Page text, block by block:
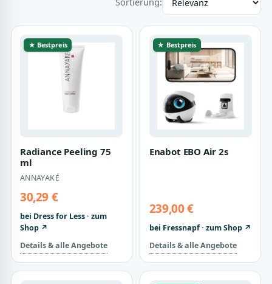
Sortierung:
★ Bestpreis
Radiance Peeling 75
ml
ANNAYAKÉ
30,29 €
bei Dress for Less · zum
Shop ↗
Details & alle Angebote
★ Bestpreis
Enabot EBO Air 2s
239,00 €
bei Fressnapf · zum Shop ↗
Details & alle Angebote